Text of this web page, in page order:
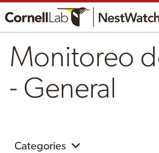
Monitoreo
- General
Categories